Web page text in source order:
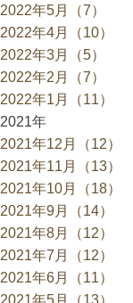
2022年5月（7）
2022年4月（10）
2022年3月（5）
2022年2月（7）
2022年1月（11）
2021年
2021年12月（12）
2021年11月（13）
2021年10月（18）
2021年9月（14）
2021年8月（12）
2021年7月（12）
2021年6月（11）
2021年5月（13）